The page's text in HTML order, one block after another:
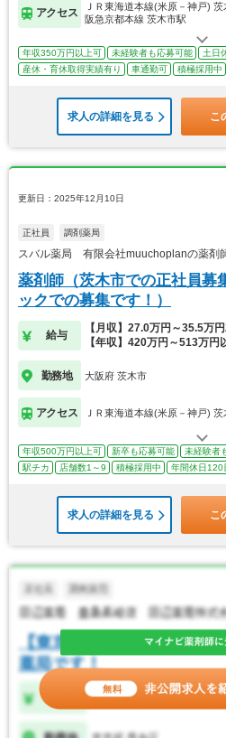
アクセス
ＪＲ東海道本線(米原－神戸) 茨
阪急京都本線 茨木市駅
年収350万円以上可 未経験者も応募可能 土日
産休・育休取得実績有り
車通勤可 積極採用中
求人の詳細を見る こ
更新日：2025年12月10日
正社員 調剤薬局
スバル薬局 有限会社muuchoplanの薬剤
薬剤師（茨木市での正社員募
ックでの募集です！）
給与
【月収】27.0万円～35.5万
【年収】420万円～513万
勤務地 大阪府 茨木市
アクセス ＪＲ東海道本線(米原－神戸) 茨
年収500万円以上可 新卒も応募可能 未経験者
駅チカ
店舗数1～9 積極採用中 年間休日120
求人の詳細を見る こ